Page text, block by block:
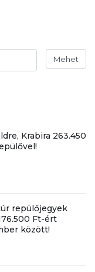
Mehet
Krabira 263.450
repülőjegyek
Ft-ért
között!